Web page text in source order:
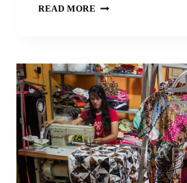
READ MORE PENDIDIKAN
VS
PROSES
BERDAYA